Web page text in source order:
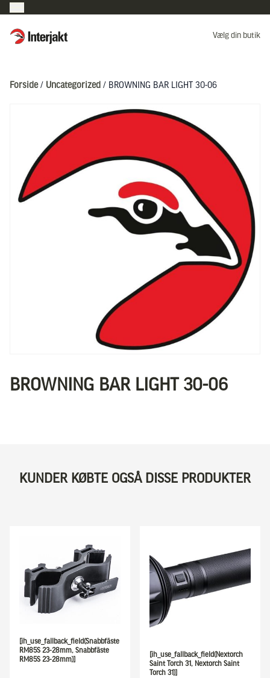
Interjakt DK Vælg din butik
Forside/ Uncategorized / BROWNING BAR LIGHT 30-06
BROWNING BAR LIGHT 30-06
KUNDER KØBTE OGSÅ DISSE PRODUKTER
[ih_use_fallback_field(Snabbfäste
RM85S 23-28mm, Snabbfäste
RM85S 23-28mm)]
[ih_use_fallback_field(Nextorch
Saint Torch 31, Nextorch Saint
Torch 31)]